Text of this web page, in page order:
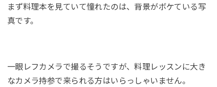
まず料理本を見ていて憧れたのは、背景がボケている写
真です。
一眼レフカメラで撮るそうですが、料理レッスンに大き
なカメラ持参で来られる方はいらっしゃいません。